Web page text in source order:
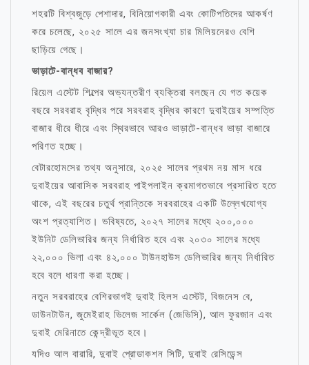
শহরটি বিশ্বজুড়ে পেশাদার, বিনিয়োগকারী এবং কোটিপতিদের আকর্ষণ
করে চলেছে, ২০২৫ সালে এর জনসংখ্যা চার মিলিয়নেরও বেশি
ছাড়িয়ে গেছে।
ভাড়াটে-বান্ধব বাজার?
রিয়েল এস্টেট শিল্পের অভ্যন্তরীণ ব্যক্তিরা বলছেন যে গত কয়েক
বছরে সরবরাহ বৃদ্ধির পরে সরবরাহ বৃদ্ধির কারণে দুবাইয়ের সম্পত্তি
বাজার ধীরে ধীরে এবং স্থিরভাবে আরও ভাড়াটে-বান্ধব ভাড়া বাজারে
পরিণত হচ্ছে।
বেটারহোমসের তথ্য অনুসারে, ২০২৫ সালের প্রথম নয় মাস ধরে
দুবাইয়ের আবাসিক সরবরাহ পাইপলাইন ক্রমাগতভাবে প্রসারিত হতে
থাকে, এই বছরের চতুর্থ প্রান্তিকে সরবরাহের একটি উল্লেখযোগ্য
অংশ প্রত্যাশিত। ভবিষ্যতে, ২০২৭ সালের মধ্যে ২০০,০০০
ইউনিট ডেলিভারির জন্য নির্ধারিত হবে এবং ২০৩০ সালের মধ্যে
২২,০০০ ভিলা এবং ৪২,০০০ টাউনহাউস ডেলিভারির জন্য নির্ধারিত
হবে বলে ধারণা করা হচ্ছে।
নতুন সরবরাহের বেশিরভাগই দুবাই হিলস এস্টেট, বিজনেস বে,
ডাউনটাউন, জুমেইরাহ ভিলেজ সার্কেল (জেভিসি), আল ফুরজান এবং
দুবাই মেরিনাতে কেন্দ্রীভূত হবে।
যদিও আল বারারি, দুবাই প্রোডাকশন সিটি, দুবাই রেসিডেন্স